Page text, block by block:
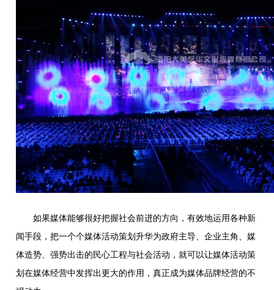
如果媒体能够很好把握社会前进的方向，有效地运用各种新
闻手段，把一个个媒体活动策划升华为政府主导、企业主角、媒
体造势、强势出击的民心工程与社会活动，就可以让媒体活动策
划在媒体经营中发挥出更大的作用，真正成为媒体品牌经营的不